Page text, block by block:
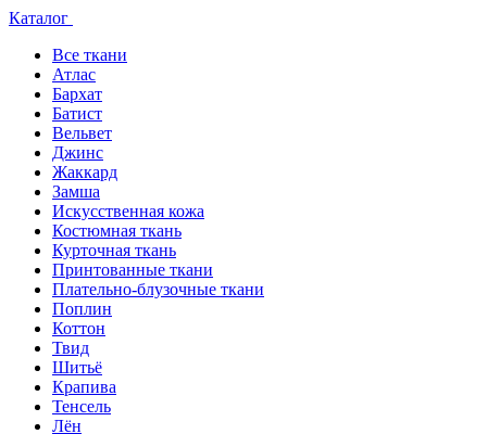
Каталог
Все ткани
Атлас
Бархат
Батист
Вельвет
Джинс
Жаккард
Замша
Искусственная кожа
Костюмная ткань
Курточная ткань
Принтованные ткани
Плательно-блузочные ткани
Поплин
Коттон
Твид
Шитьё
Крапива
Тенсель
Лён